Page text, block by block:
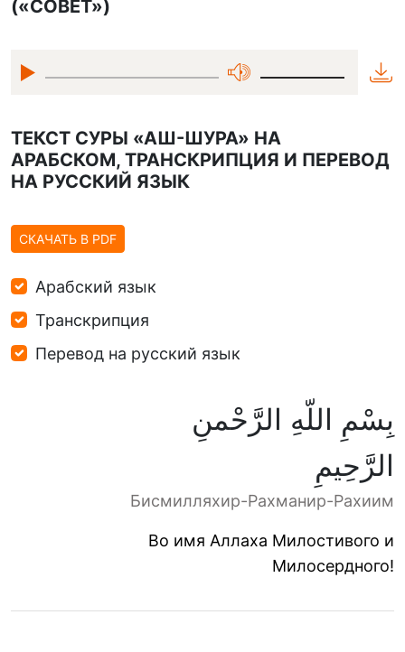
(«СОВЕТ»)
ТЕКСТ СУРЫ «АШ-ШУРА» НА
АРАБСКОМ, ТРАНСКРИПЦИЯ И ПЕРЕВОД
НА РУССКИЙ ЯЗЫК
СКАЧАТЬ В PDF
Арабский язык
Транскрипция
Перевод на русский язык
بِسْمِ اللّهِ الرَّحْمنِ
الرَّحِيمِ
Бисмилляхир-Рахманир-Рахиим
Во имя Аллаха Милостивого и
Милосердного!